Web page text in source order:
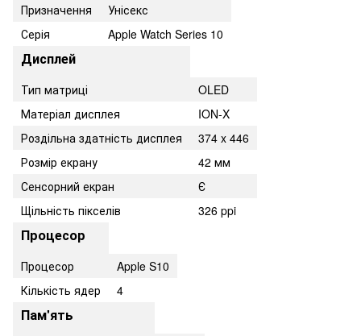
Призначення
Унісекс
Серія
Apple Watch Series 10
Дисплей
Тип матриці
OLED
Матеріал дисплея
ION-X
Роздільна здатність дисплея
374 x 446
Розмір екрану
42 мм
Сенсорний екран
Є
Щільність пікселів
326 ppi
Процесор
Процесор
Apple S10
Кількість ядер
4
Пам'ять